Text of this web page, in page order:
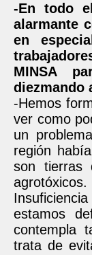
-En todo
alarmante
en
MINSA
diezmando
-Hemos
ver como
un
región
son tierras
estamos
contempla
trata de